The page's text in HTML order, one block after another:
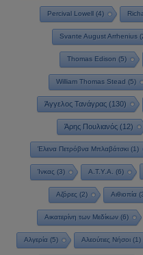
Percival Lowell (4)
Svante August Arrhenius
Thomas Edison (5)
William Thomas Stead (5)
Άγγελος Τανάγρας (130)
Άρης Πουλιανός (12)
Έλενα Πετρόβνα Μπλαβάτσκι(1)
Ίνκας (3) Α.Τ.Υ.Α. (6)
Αζόρες (2) Αιθιοπία
Αικατερίνη των Μεδίκων(6)
Αλγερία(5) Αλεούτιες Νήσοι(1)